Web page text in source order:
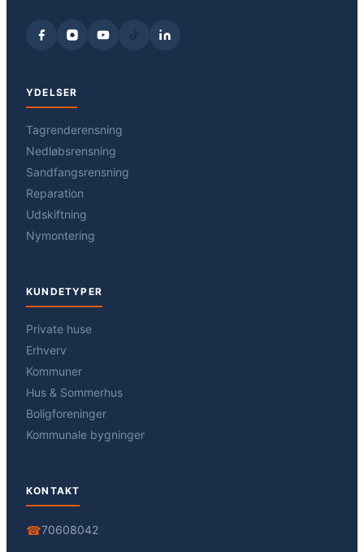
YDELSER
Tagrenderensning
Nedløbsrensning
Sandfangsrensning
Reparation
Udskiftning
Nymontering
KUNDETYPER
Private huse
Erhverv
Kommuner
Hus & Sommerhus
Boligforeninger
Kommunale bygninger
KONTAKT
☎70608042